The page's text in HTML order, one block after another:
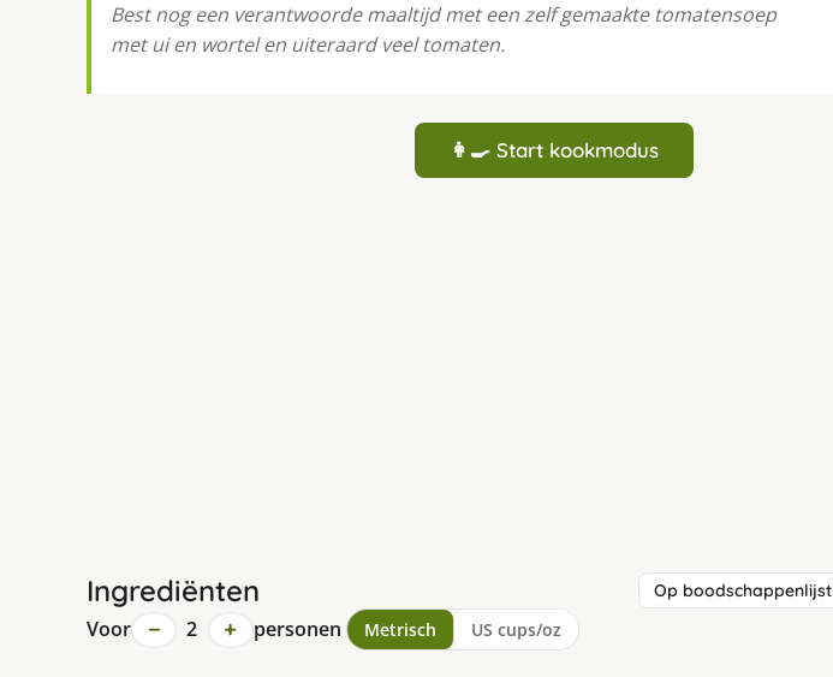
Best nog een verantwoorde maaltĳd met een zelf gemaakte tomatensoep
met ui en wortel en uiteraard veel tomaten.
👩‍🍳 Start kookmodus
Ingrediënten Op boodschappenlijst
Voor − 2 + personen Metrisch US cups/oz